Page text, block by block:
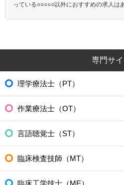
っている○○○○○以外におすすめの求人は
専門サイ
理学療法士（PT）
作業療法士（OT）
言語聴覚士（ST）
臨床検査技師（MT）
臨床工学技士（ME）